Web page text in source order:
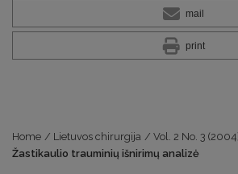
mail
print
Home / Lietuvos chirurgija / Vol. 2 No. 3
Žastikaulio trauminių išnirimų analizė